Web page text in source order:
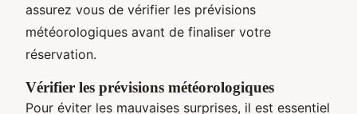
assurez vous de vérifier les prévisions
météorologiques avant de finaliser votre
réservation.
Vérifier les prévisions météorologiques
Pour éviter les mauvaises surprises, il est essentiel